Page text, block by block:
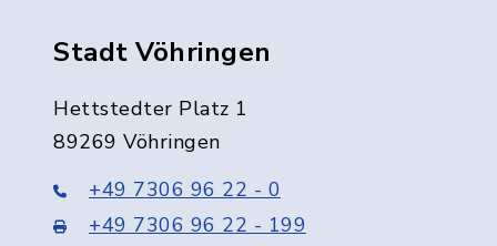
Stadt Vöhringen
Hettstedter Platz 1
89269 Vöhringen
+49 7306 96 22 - 0
+49 7306 96 22 - 199